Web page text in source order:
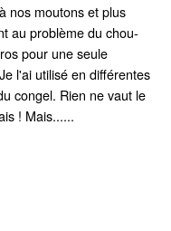
nos moutons et plus
au problème du chou-
pour une seule
l'ai utilisé en différentes
congel. Rien ne vaut le
! Mais......